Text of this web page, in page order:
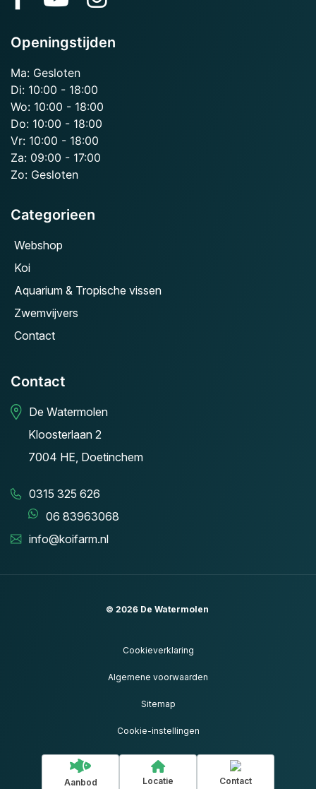
Openingstijden
Ma: Gesloten
Di: 10:00 - 18:00
Wo: 10:00 - 18:00
Do: 10:00 - 18:00
Vr: 10:00 - 18:00
Za: 09:00 - 17:00
Zo: Gesloten
Categorieen
Webshop
Koi
Aquarium & Tropische vissen
Zwemvijvers
Contact
Contact
De Watermolen
Kloosterlaan 2
7004 HE, Doetinchem
0315 325 626
06 83963068
info@koifarm.nl
© 2026 De Watermolen
Cookieverklaring
Algemene voorwaarden
Sitemap
Cookie-instellingen
Aanbod Locatie Contact